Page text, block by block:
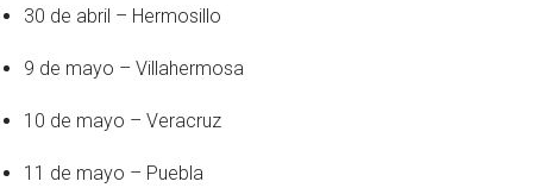
30 de abril – Hermosillo
9 de mayo – Villahermosa
10 de mayo – Veracruz
11 de mayo – Puebla